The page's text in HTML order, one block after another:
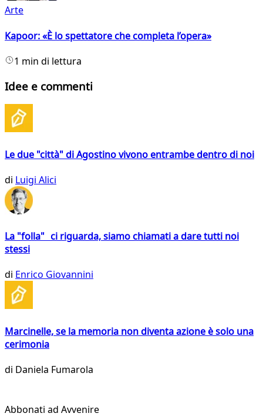
Arte
Kapoor: «È lo spettatore che completa l’opera»
1 min di lettura
Idee e commenti
Le due "città" di Agostino vivono entrambe dentro di noi
di Luigi Alici
La "folla" ci riguarda, siamo chiamati a dare tutti noi
stessi
di Enrico Giovannini
Marcinelle, se la memoria non diventa azione è solo una
cerimonia
di Daniela Fumarola
Abbonati ad Avvenire